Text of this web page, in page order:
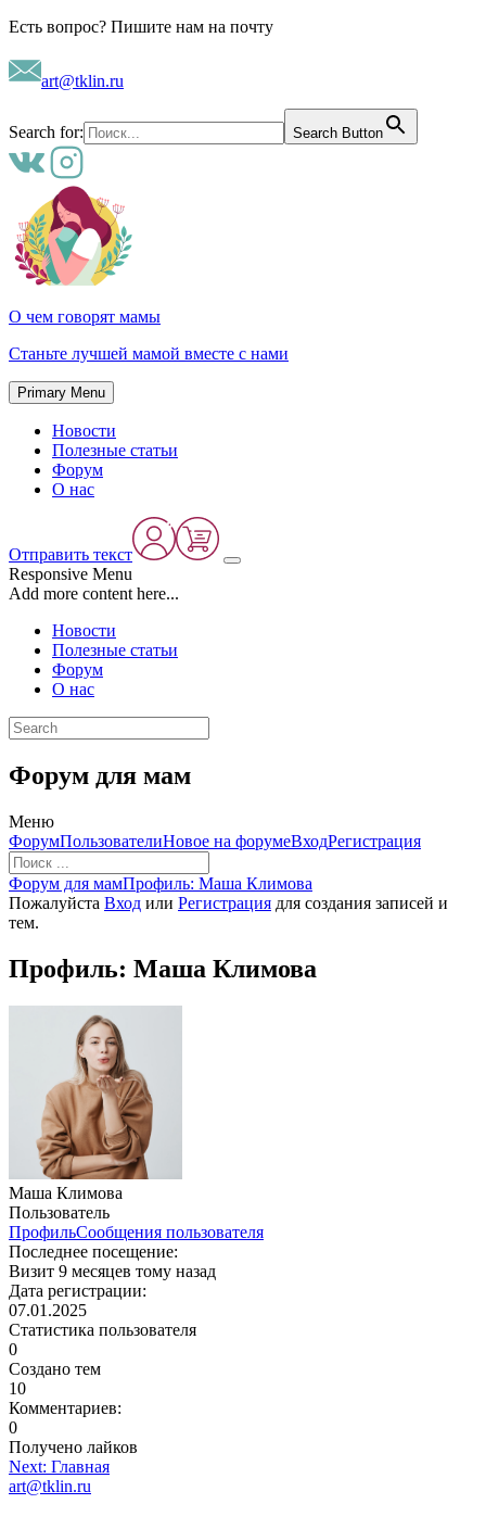
Skip
content
Есть вопрос? Пишите нам на почту
art@tklin.ru
Search for: Search Button
О чем говорят мамы
Станьте лучшей мамой вместе с нами
Primary Menu
Новости
Полезные статьи
Форум
О нас
Отправить текст
Responsive Menu
Add more content here...
Новости
Полезные статьи
Форум
О нас
Форум для мам
Меню
Навигация
Форума
ФорумПользователиНовое на форумеВходРегистрация
Форум
breadcrumbs
-
здесь:
Форум для мамПрофиль: Маша Климова
Пожалуйста Вход или Регистрация для создания записей и
тем.
Профиль: Маша Климова
Маша Климова
Пользователь
ПрофильСообщения пользователя
Последнее посещение:
Визит 9 месяцев тому назад
Дата регистрации:
07.01.2025
Статистика пользователя
0
Создано тем
10
Комментариев:
0
Получено лайков
Навигация
по
Next: Главная
art@tklin.ru